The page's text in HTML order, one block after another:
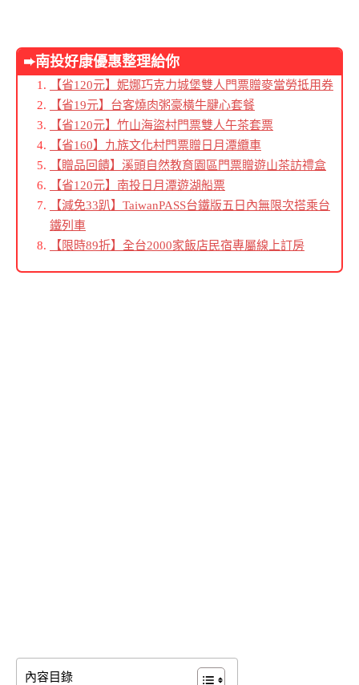
➨南投好康優惠整理給你
【省120元】妮娜巧克力城堡雙人門票贈麥當勞抵用券
【省19元】台客燒肉粥豪橫牛腱心套餐
【省120元】竹山海盜村門票雙人午茶套票
【省160】九族文化村門票贈日月潭纜車
【贈品回饋】溪頭自然教育園區門票贈遊山茶訪禮盒
【省120元】南投日月潭遊湖船票
【減免33趴】TaiwanPASS台鐵版五日內無限次搭乘台
鐵列車
【限時89折】全台2000家飯店民宿專屬線上訂房
內容目錄